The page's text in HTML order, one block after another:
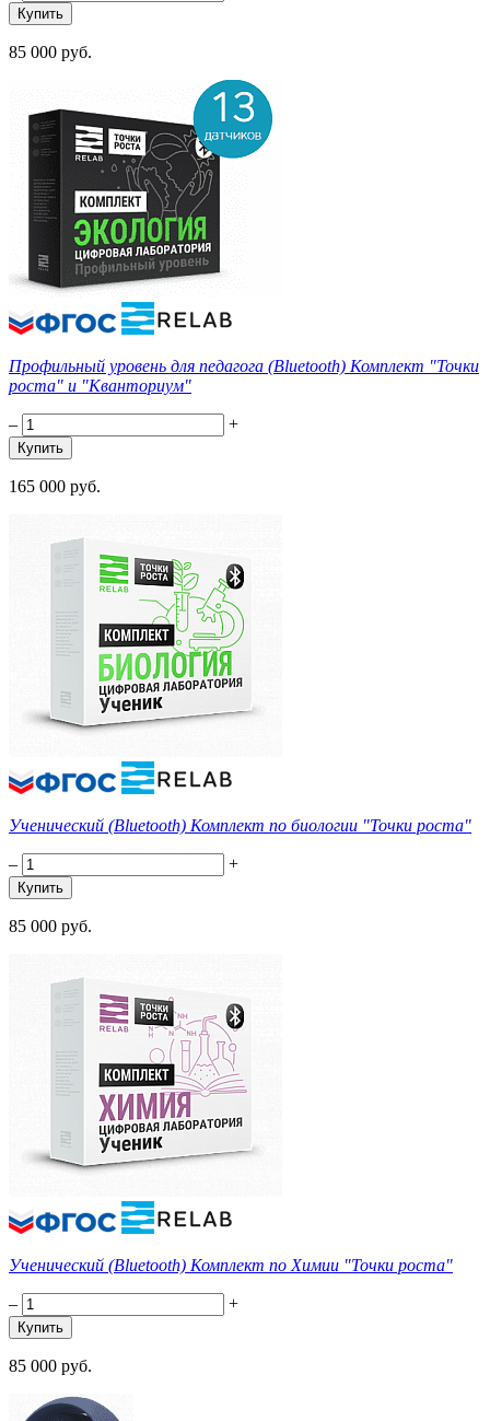
85 000 руб.
Профильный уровень для педагога (Bluetooth) Комплект "Точки
роста" и "Кванториум"
– +
165 000 руб.
Ученический (Bluetooth) Комплект по биологии "Точки роста"
– +
85 000 руб.
Ученический (Bluetooth) Комплект по Химии "Точки роста"
– +
85 000 руб.